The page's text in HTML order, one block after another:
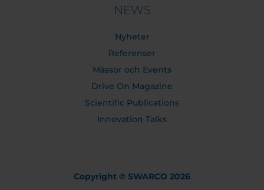
NEWS
Nyheter
Referenser
Mässor och Events
Drive On Magazine
Scientific Publications
Innovation Talks
Copyright © SWARCO 2026